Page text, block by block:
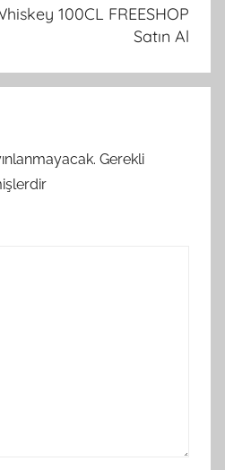
100CL FREESHOP
Satın Al
Gerekli